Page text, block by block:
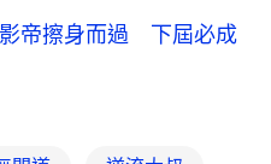
影帝擦身而過 下屆必成